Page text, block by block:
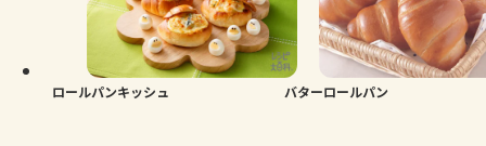
よくあるお問い合わせ
お買い物
ロールパンキッシュ バターロールパン